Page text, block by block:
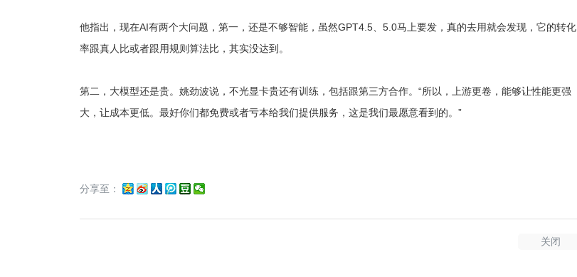
他指出，现在AI有两个大问题，第一，还是不够智能，虽然GPT4.5、5.0马上要发，真的去用就会发现，它的转化
率跟真人比或者跟用规则算法比，其实没达到。
第二，大模型还是贵。姚劲波说，不光显卡贵还有训练，包括跟第三方合作。“所以，上游更卷，能够让性能更强
大，让成本更低。最好你们都免费或者亏本给我们提供服务，这是我们最愿意看到的。”
分享至：
关闭